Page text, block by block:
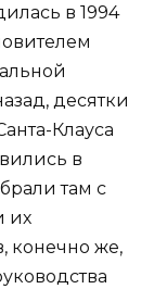
в 1994
десятки
Клауса
в
там с
их
конечно же,